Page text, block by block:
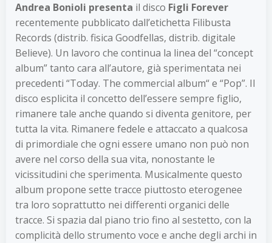
Andrea Bonioli presenta il disco Figli Forever
recentemente pubblicato dall’etichetta Filibusta
Records (distrib. fisica Goodfellas, distrib. digitale
Believe). Un lavoro che continua la linea del “concept
album” tanto cara all’autore, già sperimentata nei
precedenti “Today. The commercial album“ e “Pop”. Il
disco esplicita il concetto dell’essere sempre figlio,
rimanere tale anche quando si diventa genitore, per
tutta la vita. Rimanere fedele e attaccato a qualcosa
di primordiale che ogni essere umano non può non
avere nel corso della sua vita, nonostante le
vicissitudini che sperimenta. Musicalmente questo
album propone sette tracce piuttosto eterogenee
tra loro soprattutto nei differenti organici delle
tracce. Si spazia dal piano trio fino al sestetto, con la
complicità dello strumento voce e anche degli archi in